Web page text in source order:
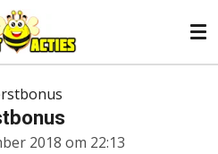
2018 om 22:13